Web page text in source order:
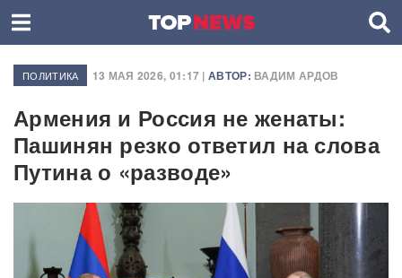
ПОЛИТИКА 13 МАЯ 2026, 01:17 | АВТОР: ВАДИМ АРДОВ
Армения и Россия не женаты:
Пашинян резко ответил на слова
Путина о «разводе»